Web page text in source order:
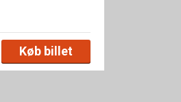
Køb billet